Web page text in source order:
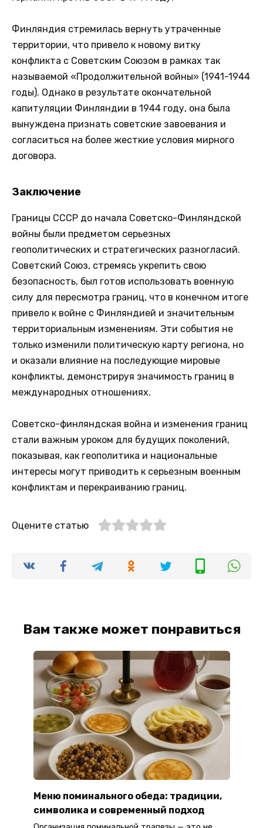
Финляндия стремилась вернуть утраченные
территории, что привело к новому витку
конфликта с Советским Союзом в рамках так
называемой «Продолжительной войны» (1941-1944
годы). Однако в результате окончательной
капитуляции Финляндии в 1944 году, она была
вынуждена признать советские завоевания и
согласиться на более жесткие условия мирного
договора.
Заключение
Границы СССР до начала Советско-Финляндской
войны были предметом серьезных
геополитических и стратегических разногласий.
Советский Союз, стремясь укрепить свою
безопасность, был готов использовать военную
силу для пересмотра границ, что в конечном итоге
привело к войне с Финляндией и значительным
территориальным изменениям. Эти события не
только изменили политическую карту региона, но
и оказали влияние на последующие мировые
конфликты, демонстрируя значимость границ в
международных отношениях.
Советско-финляндская война и изменения границ
стали важным уроком для будущих поколений,
показывая, как геополитика и национальные
интересы могут приводить к серьезным военным
конфликтам и перекраиванию границ.
Оцените статью
Вам также может понравиться
Меню поминального обеда: традиции,
символика и современный подход